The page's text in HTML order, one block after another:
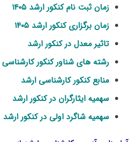
زمان ثبت نام کنکور ارشد ۱۴۰۵
زمان برگزاری کنکور ارشد ۱۴۰۵
تاثیر معدل در کنکور ارشد
رشته های شناور کنکور
منابع کنکور کارشناسی ارشد
سهمیه ایثارگران در کنکور ارشد
سهمیه شاگرد اولی در کنکور ارشد